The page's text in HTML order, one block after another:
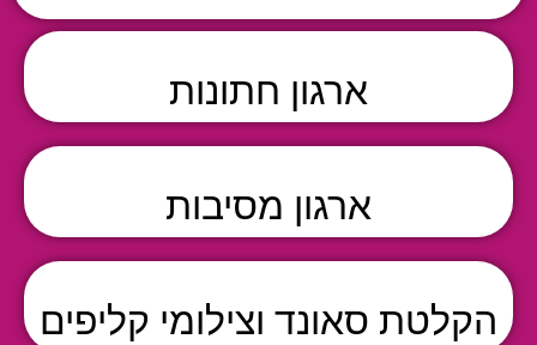
ארגון חתונות
ארגון מסיבות
הקלטת סאונד וצילומי קליפים